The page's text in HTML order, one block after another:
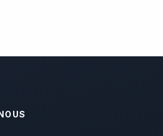
pour me parler !